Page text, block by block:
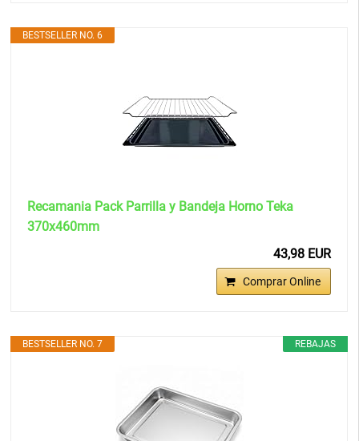
BESTSELLER NO. 6
Recamania Pack Parrilla y Bandeja Horno Teka
370x460mm
43,98 EUR
Comprar Online
REBAJAS
BESTSELLER NO. 7